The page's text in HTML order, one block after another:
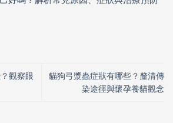
觀察眼
貓狗弓漿蟲症狀有哪些？釐清傳
染途徑與懷孕養貓觀念